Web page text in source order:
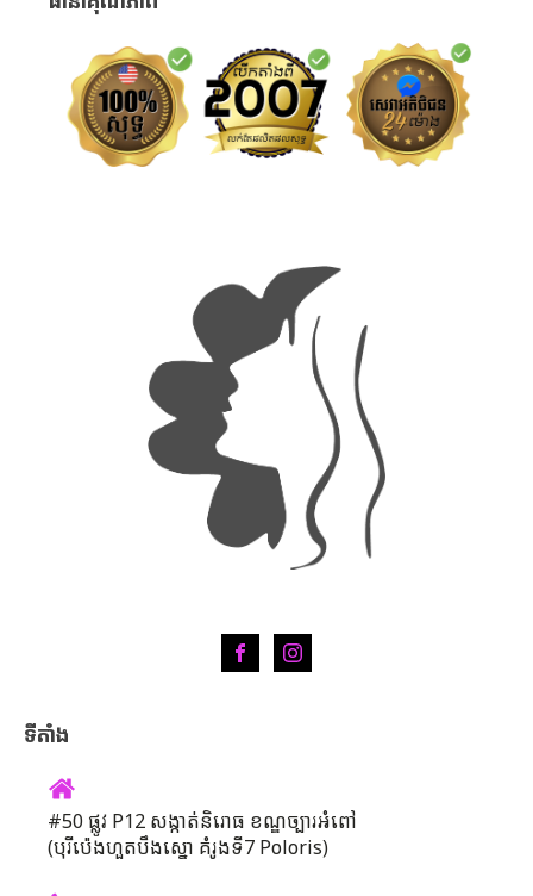
ទីតាំង
#50 ផ្លូវ P12 សង្កាត់និរោធ ខណ្ឌច្បារអំពៅ
(បុរីប៉េងហួតបឹងស្នោ គំរូងទី7 Poloris)